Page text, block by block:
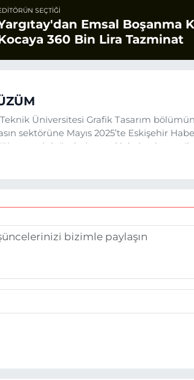
SEÇTIĞI
Emsal Boşanma
360 Bin Lira Tazminat
Üniversitesi Grafik Tasarım
sektörüne Mayıs 2025’te Eskişehir
temel değerlerine sadık kalarak ve etik
gündemini en doğru ve sıcak şekilde